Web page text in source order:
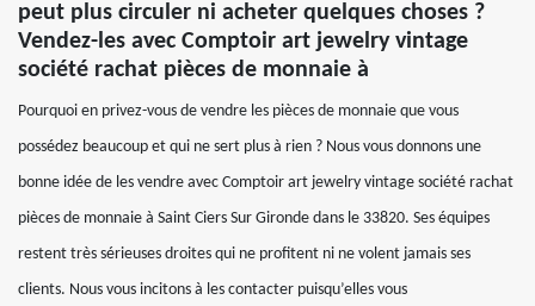
peut plus circuler ni acheter quelques choses ?
Vendez-les avec Comptoir art jewelry vintage
société rachat pièces de monnaie à
Pourquoi en privez-vous de vendre les pièces de monnaie que vous
possédez beaucoup et qui ne sert plus à rien ? Nous vous donnons une
bonne idée de les vendre avec Comptoir art jewelry vintage société rachat
pièces de monnaie à Saint Ciers Sur Gironde dans le 33820. Ses équipes
restent très sérieuses droites qui ne profitent ni ne volent jamais ses
clients. Nous vous incitons à les contacter puisqu’elles vous